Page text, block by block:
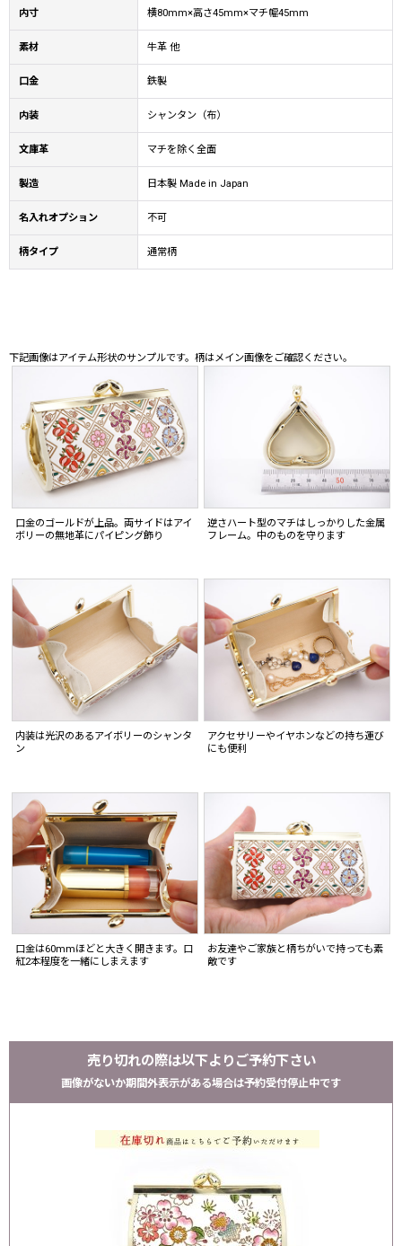
内寸 横80mm×高さ45mm×マチ幅45mm
素材 牛革 他
口金 鉄製
内装 シャンタン（布）
文庫革 マチを除く全面
製造 日本製 Made in Japan
名入れオプション 不可
柄タイプ 通常柄
下記画像はアイテム形状のサンプルです。柄はメイン画像をご確認ください。
口金のゴールドが上品。両サイドはアイ
ボリーの無地革にパイピング飾り
逆さハート型のマチはしっかりした金属
フレーム。中のものを守ります
内装は光沢のあるアイボリーのシャンタ
ン
アクセサリーやイヤホンなどの持ち運び
にも便利
口金は60mmほどと大きく開きます。口
紅2本程度を一緒にしまえます
お友達やご家族と柄ちがいで持っても素
敵です
売り切れの際は以下よりご予約下さい
画像がないか期間外表示がある場合は予約受付停止中です